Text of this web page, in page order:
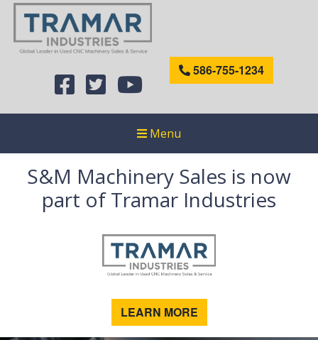
586-755-1234
Menu
S&M Machinery Sales is now
part of Tramar Industries
LEARN MORE